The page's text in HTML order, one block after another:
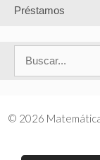
Préstamos
© 2026